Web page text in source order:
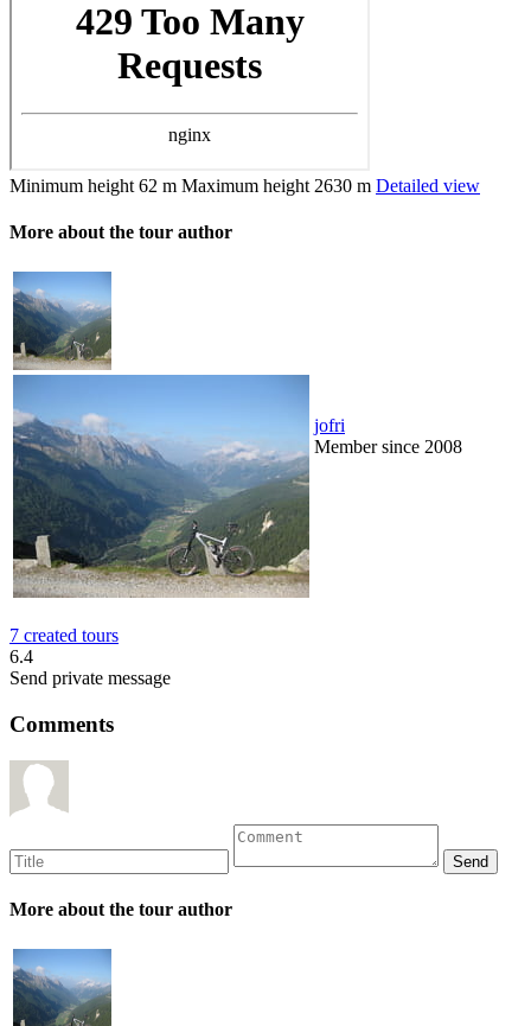
Minimum height 62 m Maximum height 2630 m Detailed view
More about the tour author
jofri
Member since 2008
7 created tours
6.4
Send private message
Comments
More about the tour author